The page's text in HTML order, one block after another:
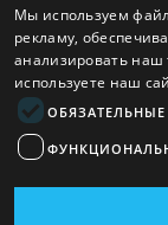
Мы используем
рекламу,
анализировать
используете наш
ОБЯЗАТЕЛЬНЫЕ